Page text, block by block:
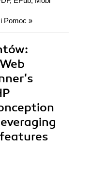
Pomoc »